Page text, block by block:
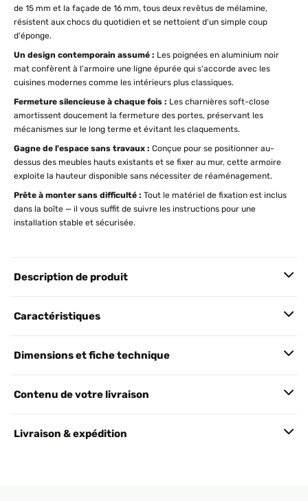
de 15 mm et la façade de 16 mm, tous deux revêtus de mélamine,
résistent aux chocs du quotidien et se nettoient d'un simple coup
d'éponge.
Un design contemporain assumé : Les poignées en aluminium noir
mat confèrent à l'armoire une ligne épurée qui s'accorde avec les
cuisines modernes comme les intérieurs plus classiques.
Fermeture silencieuse à chaque fois : Les charnières soft-close
amortissent doucement la fermeture des portes, préservant les
mécanismes sur le long terme et évitant les claquements.
Gagne de l'espace sans travaux : Conçue pour se positionner au-
dessus des meubles hauts existants et se fixer au mur, cette armoire
exploite la hauteur disponible sans nécessiter de réaménagement.
Prête à monter sans difficulté : Tout le matériel de fixation est inclus
dans la boîte — il vous suffit de suivre les instructions pour une
installation stable et sécurisée.
Description de produit
Caractéristiques
Dimensions et fiche technique
Contenu de votre livraison
Livraison & expédition